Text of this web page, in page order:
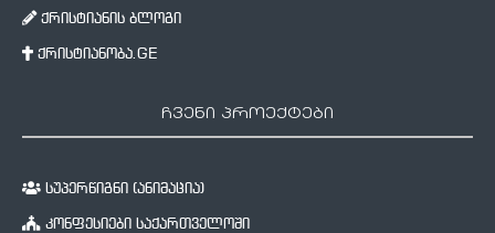
ქრისტიანის ბლოგი
ქრისტიანობა.GE
ჩვენი პროექტები
სუპერწიგნი (ანიმაცია)
კონფესიები საქართველოში